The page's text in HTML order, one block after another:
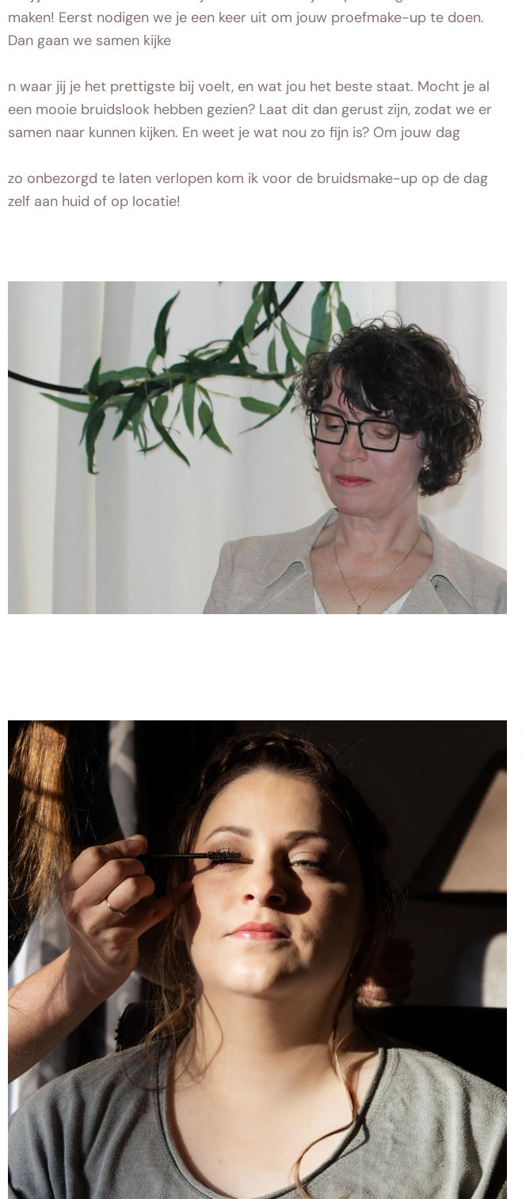
maken! Eerst nodigen we je een keer uit om jouw proefmake-up te doen.
Dan gaan we samen kijke
n waar jij je het prettigste bij voelt, en wat jou het beste staat. Mocht je al
een mooie bruidslook hebben gezien? Laat dit dan gerust zijn, zodat we er
samen naar kunnen kijken. En weet je wat nou zo fijn is? Om jouw dag
zo onbezorgd te laten verlopen kom ik voor de bruidsmake-up op de dag
zelf aan huid of op locatie!